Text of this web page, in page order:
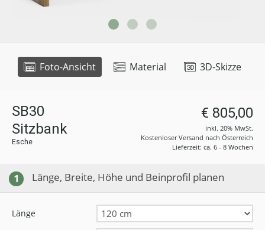
Foto-Ansicht Material 3D-Skizze
SB30
Sitzbank
Esche
€ 805,00
inkl. 20% MwSt.
Kostenloser Versand nach Österreich
Lieferzeit: ca. 6 - 8 Wochen
1 Länge, Breite, Höhe und Beinprofil planen
Länge